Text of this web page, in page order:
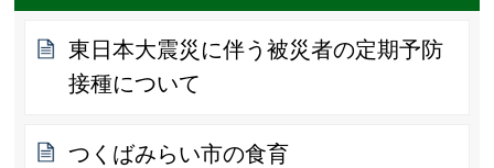
東日本大震災に伴う被災者の定期予防
接種について
つくばみらい市の食育